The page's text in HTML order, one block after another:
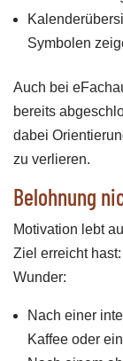
Symbolen
Auch bei
bereits
dabei
zu verlieren.
Belohnung
Motivation lebt
Ziel erreicht
Wunder:
Nach einer
Kaffee oder